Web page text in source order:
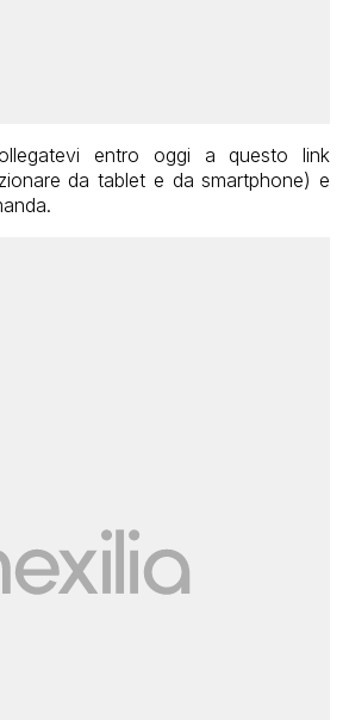
entro oggi a questo link
da tablet e da smartphone) e